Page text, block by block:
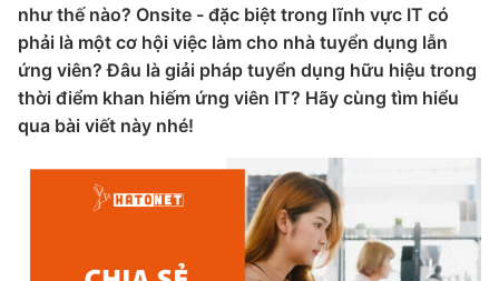
như thế nào? Onsite - đặc biệt trong lĩnh vực IT có
phải là một cơ hội việc làm cho nhà tuyển dụng lẫn
ứng viên? Đâu là giải pháp tuyển dụng hữu hiệu trong
thời điểm khan hiếm ứng viên IT? Hãy cùng tìm hiểu
qua bài viết này nhé!